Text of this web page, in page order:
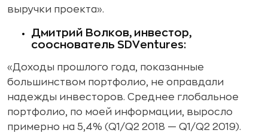
выручки проекта».
Дмитрий Волков, инвестор,
сооснователь SDVentures:
«Доходы прошлого года, показанные
большинством портфолио, не оправдали
надежды инвесторов. Среднее глобальное
портфолио, по моей информации, выросло
примерно на 5,4% (Q1/Q2 2018 — Q1/Q2 2019).